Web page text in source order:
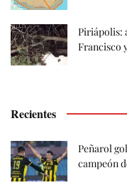
Piriápolis:
Francisco
Recientes
Peñarol
campeón